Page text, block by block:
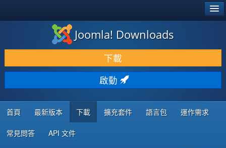
下載 & 擴充
發現 & 學習
社群 & 支援
程式者資源
Joomla! Downloads
下載
啟動
首頁 最新版本 下載 擴充套件 語言包 運作需求
常見問答 API 文件